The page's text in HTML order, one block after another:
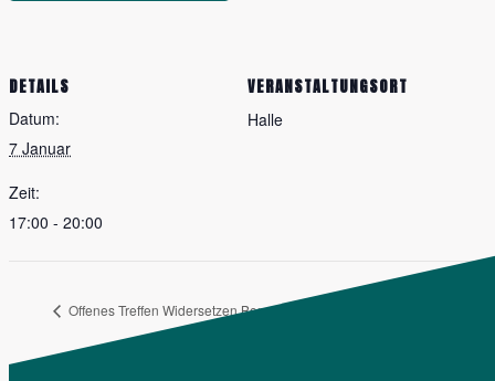
DETAILS
Datum:
7 Januar
Zeit:
17:00 - 20:00
VERANSTALTUNGSORT
Halle
Offenes Treffen Widersetzen Bonn